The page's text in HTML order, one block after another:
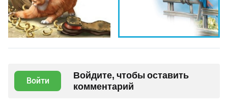
Войти
Войдите, чтобы оставить
комментарий